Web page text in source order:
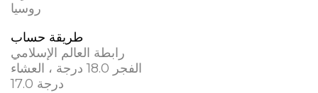
روسيا
طريقة حساب
رابطة العالم الإسلامي
الفجر 18.0 درجة ، العشاء
17.0 درجة